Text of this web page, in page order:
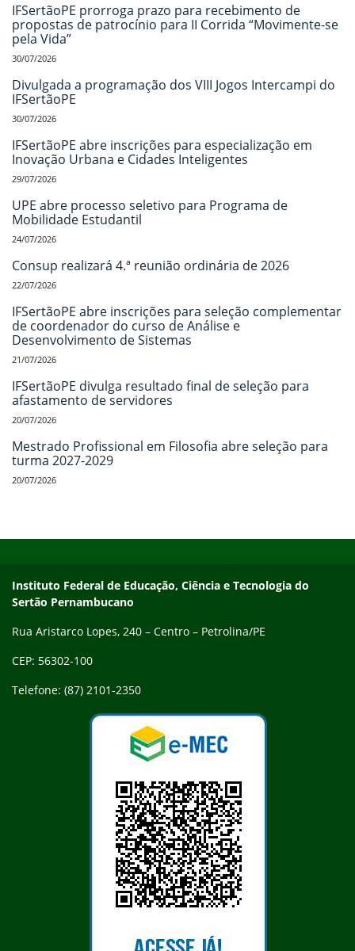
IFSertãoPE prorroga prazo para recebimento de
propostas de patrocínio para II Corrida “Movimente-se
pela Vida”
30/07/2026
Divulgada a programação dos VIII Jogos Intercampi do
IFSertãoPE
30/07/2026
IFSertãoPE abre inscrições para especialização em
Inovação Urbana e Cidades Inteligentes
29/07/2026
UPE abre processo seletivo para Programa de
Mobilidade Estudantil
24/07/2026
Consup realizará 4.ª reunião ordinária de 2026
22/07/2026
IFSertãoPE abre inscrições para seleção complementar
de coordenador do curso de Análise e
Desenvolvimento de Sistemas
21/07/2026
IFSertãoPE divulga resultado final de seleção para
afastamento de servidores
20/07/2026
Mestrado Profissional em Filosofia abre seleção para
turma 2027-2029
20/07/2026
Endereço
Instituto Federal de Educação, Ciência e Tecnologia do
Sertão Pernambucano
Rua Aristarco Lopes, 240 – Centro – Petrolina/PE
CEP: 56302-100
Telefone: (87) 2101-2350